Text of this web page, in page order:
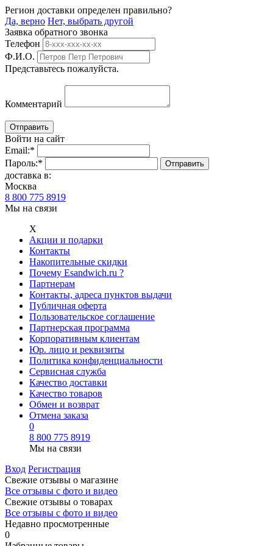
Регион доставки определен правильно?
Да, верно Нет, выбрать другой
Заявка обратного звонка
Телефон
Ф.И.О.
Представьтесь пожалуйста.
Комментарий
Войти на сайт
Email:*
Пароль:*
доставка в:
Москва
8 800 775 8919
Мы на связи
Х
Акции и подарки
Контакты
Накопительные скидки
Почему Esandwich.ru ?
Партнерам
Контакты, адреса пунктов выдачи
Публичная оферта
Пользовательское соглашение
Партнерская программа
Корпоративным клиентам
Юр. лицо и реквизиты
Политика конфиденциальности
Сервисная служба
Качество доставки
Качество товаров
Обмен и возврат
Отмена заказа
0
8 800 775 8919
Мы на связи
Вход Регистрация
Свежие отзывы о магазине
Все отзывы с фото и видео
Свежие отзывы о товарах
Все отзывы c фото и видео
Недавно просмотренные
0